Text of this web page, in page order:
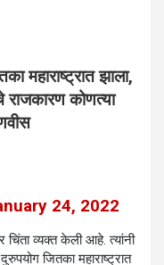
महाराष्ट्रात झाला,
राजकारण कोणत्या
24, 2022
चिंता व्यक्त केली आहे. त्यांनी
जितका महाराष्ट्रात